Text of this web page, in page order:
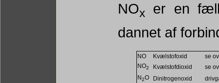
NOx
er en
dannet af
NO Kvælstofoxid
se
NO2 Kvælstofdioxid
se
N2O Dinitrogenoxid